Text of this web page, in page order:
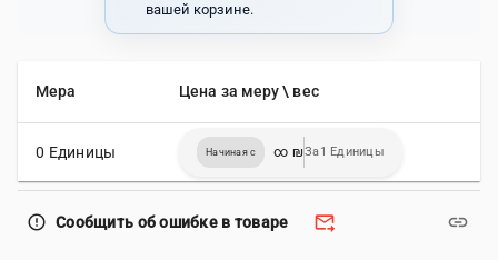
вашей корзине.
Мера Цена за меру \ вес
0 Единицы Начиная с ∞ ₪За1 Единицы
error_outline Сообщить об ошибке в товаре forward_to_inbox link